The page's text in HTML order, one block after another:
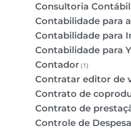
Consultoria Contábil
Contabilidade para
Contabilidade para
Contabilidade para
Contador (1)
Contratar editor de
Contrato de
Contrato de
Controle de